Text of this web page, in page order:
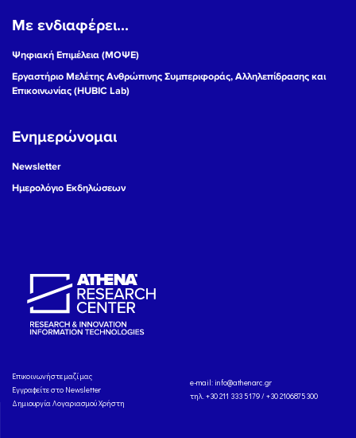
Με ενδιαφέρει...
Ψηφιακή Επιμέλεια (ΜΟΨΕ)
Εργαστήριο Μελέτης Ανθρώπινης Συμπεριφοράς, Αλληλεπίδρασης και
Επικοινωνίας (HUBIC Lab)
Ενημερώνομαι
Newsletter
Ημερολόγιο Εκδηλώσεων
Eπικοινωνήστε μαζί μας
Εγγραφείτε στο Newsletter
Δημιουργία Λογαριασμού Χρήστη
e-mail: info@athenarc.gr
τηλ. +30 211 333 5179 / +30 2106875300